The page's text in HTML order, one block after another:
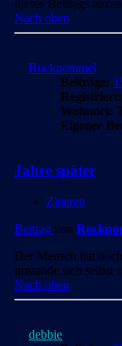
dieses Beitrags
Nach oben
Rockpommel
Beiträge:
Registriert:
Wohnort:
Eigener
Jahre später
Zitieren
Beitrag von
Der Mensch hat
imstande,sich selbst
Nach oben
debbie